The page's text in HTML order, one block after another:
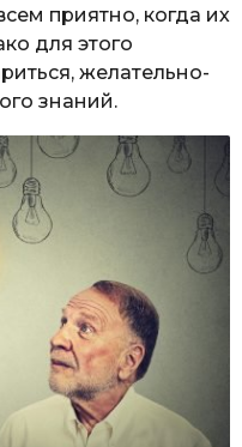
приятно, когда их
для этого
желательно-
знаний.